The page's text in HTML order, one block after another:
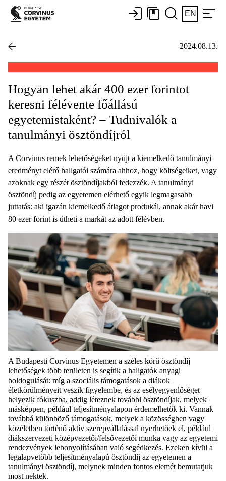
EN
2024.08.13.
Hogyan lehet akár 400 ezer forintot
keresni félévente főállású
egyetemistaként? – Tudnivalók a
tanulmányi ösztöndíjról
A Corvinus remek lehetőségeket nyújt a kiemelkedő tanulmányi
eredményt elérő hallgatói számára ahhoz, hogy költségeiket, vagy
azoknak egy részét ösztöndíjakból fedezzék. A tanulmányi
ösztöndíj pedig az egyetemen elérhető egyik legmagasabb
juttatás: aki igazán kiemelkedő átlagot produkál, annak akár havi
80 ezer forint is ütheti a markát az adott félévben.
A Budapesti Corvinus Egyetemen a széles körű ösztöndíj
lehetőségek több területen is segítik a hallgatók anyagi
boldogulását: míg a szociális támogatások a diákok
életkörülményeit veszik figyelembe, és az esélyegyenlőséget
helyezik fókuszba, addig léteznek további ösztöndíjak, melyek
másképpen, például teljesítményalapon érdemelhetők ki. Vannak
továbbá különböző támogatások, melyek a közösségben vagy
közéletben történő aktív szerepvállalással nyerhetőek el, például
diákszervezeti középvezetői/felsővezetői munka vagy az egyetemi
rendezvények lebonyolításában való segédkezés. Ezeken kívül a
legalapvetőbb teljesítményalapú ösztöndíj az egyetemen a
tanulmányi ösztöndíj, melynek minden fontos elemét bemutatjuk
most nektek.